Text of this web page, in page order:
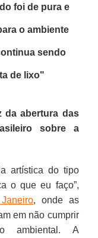
foi de pura e
o ambiente
sendo
de lixo"
da abertura das
sobre a
artística do tipo
o que eu faço”,
, onde as
em não cumprir
ambiental. A